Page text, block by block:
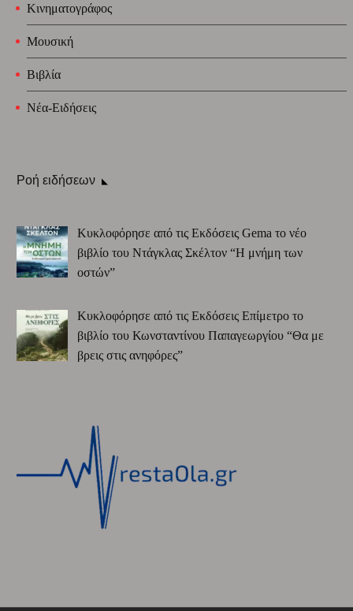
Κινηματογράφος
Μουσική
Βιβλία
Νέα-Ειδήσεις
Ροή ειδήσεων
Κυκλοφόρησε από τις Εκδόσεις Gema το νέο
βιβλίο του Ντάγκλας Σκέλτον “Η μνήμη των
οστών”
Κυκλοφόρησε από τις Εκδόσεις Επίμετρο το
βιβλίο του Κωνσταντίνου Παπαγεωργίου “Θα με
βρεις στις ανηφόρες”